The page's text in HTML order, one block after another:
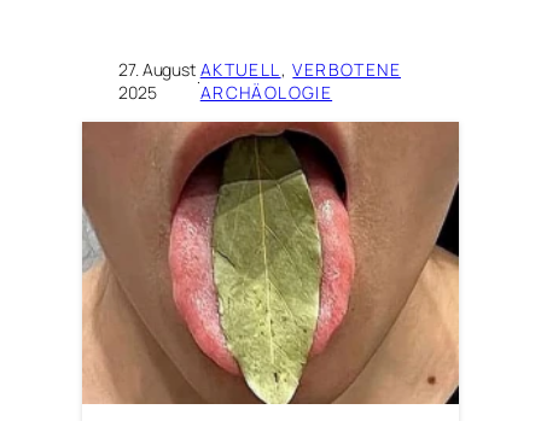
27. August
2025
·AKTUELL, VERBOTENE
ARCHÄOLOGIE